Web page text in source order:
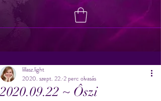
2020.09.22 ~ Ôszi
lillasz.light
2020. szept. 22. 2 perc olvasás